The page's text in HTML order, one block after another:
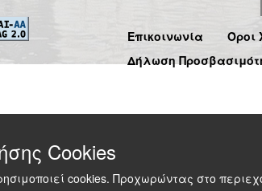
Επικοινωνία
Όροι
Δήλωση
Cookies
cookies. Προχωρώντας στο